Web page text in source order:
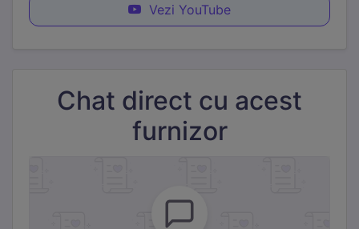
Vezi YouTube
Chat direct cu acest
furnizor